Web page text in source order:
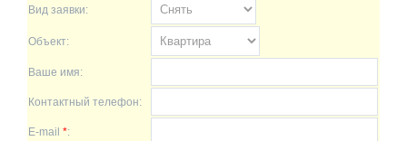
Вид заявки:
Объект:
Ваше имя:
Контактный телефон:
E-mail *: